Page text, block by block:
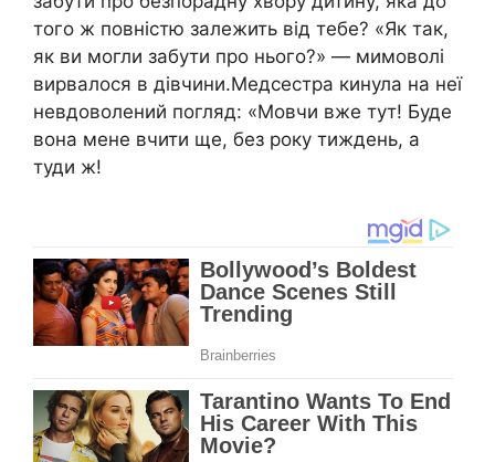
того ж повністю залежить від тебе? «Як так,
як ви могли забути про нього?» — мимоволі
вирвалося в дівчини.Медсестра кинула на неї
невдоволений погляд: «Мовчи вже тут! Буде
вона мене вчити ще, без року тиждень, а
туди ж!